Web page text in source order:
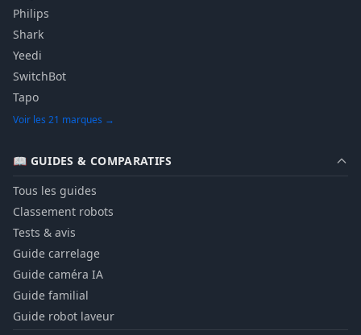
Philips
Shark
Yeedi
SwitchBot
Tapo
Voir les 21 marques →
📖 GUIDES & COMPARATIFS
Tous les guides
Classement robots
Tests & avis
Guide carrelage
Guide caméra IA
Guide familial
Guide robot laveur